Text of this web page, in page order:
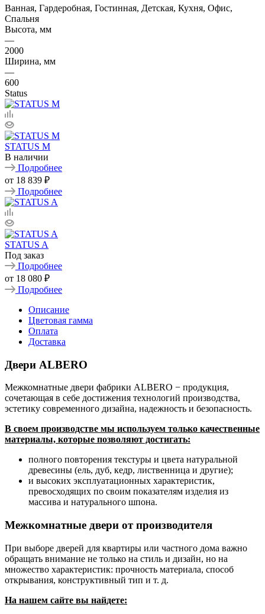
Ванная, Гардеробная, Гостинная, Детская, Кухня, Офис,
Спальня
Высота, мм
—
2000
Ширина, мм
—
600
Status
STATUS M
В наличии
Подробнее
от 18 839 ₽
Подробнее
STATUS A
Под заказ
Подробнее
от 18 080 ₽
Подробнее
Описание
Цветовая гамма
Оплата
Доставка
Двери ALBERO
Межкомнатные двери фабрики ALBERO − продукция,
сочетающая в себе достижения технологий производства,
эстетику современного дизайна, надежность и безопасность.
В своем производстве мы используем только качественные
материалы, которые позволяют достигать:
полного повторения текстуры и цвета натуральной
древесины (ель, дуб, кедр, лиственница и другие);
и высоких эксплуатационных характеристик,
превосходящих по своим показателям изделия из
массива и натурального шпона.
Межкомнатные двери от производителя
При выборе дверей для квартиры или частного дома важно
обращать внимание не только на стиль и дизайн, но на
множество характеристик: прочность материала, способ
открывания, конструктивный тип и т. д.
На нашем сайте вы найдете: